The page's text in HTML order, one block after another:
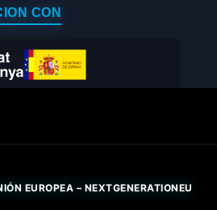
CON
EUROPEA – NEXTGENERATIONEU